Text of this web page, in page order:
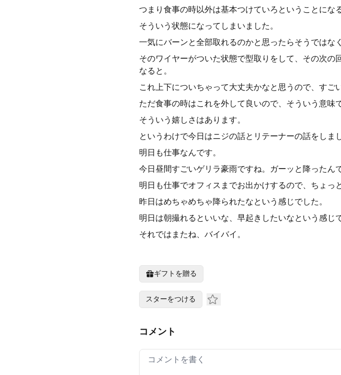
つまり食事の時以外は基本つけていろということにな
そういう状態になってしまいました。
一気にバーンと全部取れるのかと思ったらそうではな
そのワイヤーがついた状態で型取りをして、その次
なると。
これ上下についちゃって大丈夫かなと思うので、すご
ただ食事の時はこれを外して良いので、そういう意味
そういう嬉しさはあります。
というわけで今日はニジの話とリテーナーの話をしまし
明日も仕事なんです。
今日昼間すごいゲリラ豪雨ですね。ガーッと降ったん
明日も仕事でオフィスまでお出かけするので、ちょっ
昨日はめちゃめちゃ降られたなという感じでした。
明日は朝撮れるといいな、早起きしたいなという感じで
それではまたね、バイバイ。
ギフトを贈る
スターをつける
コメント
Your comment